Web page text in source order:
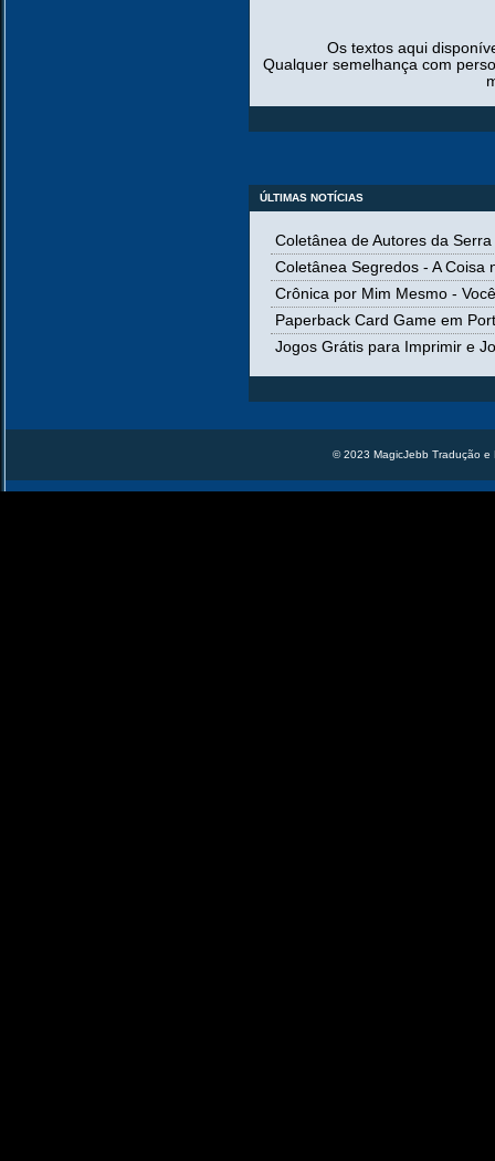
Os textos aqui
Qualquer semelhança com
ÚLTIMAS NOTÍCIAS
Coletânea de Autores da
Coletânea Segredos - A Coisa
Crônica por Mim Mesmo -
Paperback Card Game em
Jogos Grátis para Imprimir e
© 2023 MagicJebb Tradução e